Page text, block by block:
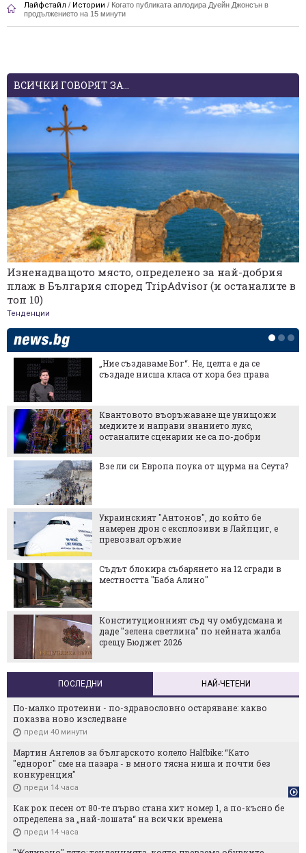
Лайфстайл / Истории / Когато публиката аплодира Дуейн Джонсън в
продължението на 15 минути
ВСИЧКИ ГОВОРЯТ ЗА...
Изненадващото място, определено за най-добрия
плаж в България според TripAdvisor (и останалите в
топ 10)
Тенденции
„Ние създаваме Бог“. Не, целта е да се
създаде нисша класа от хора без права
Квантовото въоръжаване ще унищожи
медиите и направи знанието лукс,
останалите сценарии не са по-добри
Взе ли си Европа поука от щурма на Сеута?
Украинският "Антонов", до който бе
намерен дрон с експлозиви в Лайпциг, е
превозвал оръжие
Съдът блокира събарянето на 12 сгради в
местността "Баба Алино"
Конституционният съд чу омбудсмана и
даде "зелена светлина" по нейната жалба
срещу Бюджет 2026
ПОСЛЕДНИ НАЙ-ЧЕТЕНИ
По-малко протеини - по-здравословно остаряване: какво
показва ново изследване
преди 40 минути
Мартин Ангелов за българското колело Halfbike: “Като
"еднорог" сме на пазара - в много тясна ниша и почти без
конкуренция"
преди 14 часа
Как рок песен от 80-те първо стана хит номер 1, а по-късно бе
определена за „най-лошата“ на всички времена
преди 14 часа